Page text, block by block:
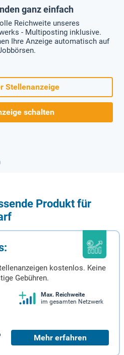
ganz einfach
Reichweite unseres
- Multiposting inklusive.
Ihre Anzeige automatisch auf
Stellenanzeige
schalten
Produkt für
kostenlos. Keine
Gebühren.
Max. Reichweite
im gesamten Netzwerk
Mehr erfahren